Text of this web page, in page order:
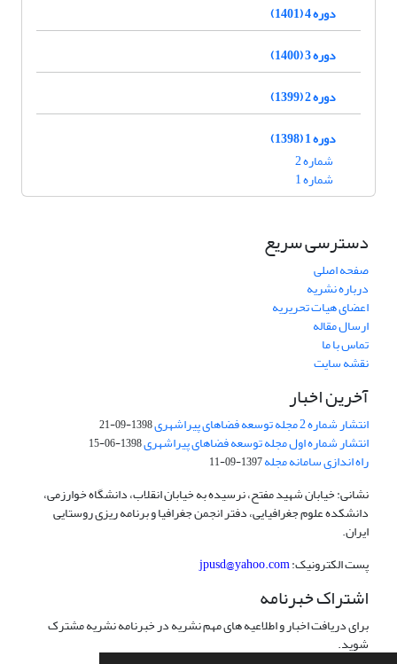
دوره 4 (1401)
دوره 3 (1400)
دوره 2 (1399)
دوره 1 (1398)
شماره 2
شماره 1
دسترسی سریع
صفحه اصلی
درباره نشریه
اعضای هیات تحریریه
ارسال مقاله
تماس با ما
نقشه سایت
آخرین اخبار
انتشار شماره 2 مجله توسعه فضاهای پیراشهری 1398-09-21
انتشار شماره اول مجله توسعه فضاهای پیراشهری1398-06-15
راه اندازی سامانه مجله1397-09-11
نشانی: خیابان شهید مفتح، نرسیده به خیابان انقلاب، دانشگاه خوارزمی،
دانشکده علوم جغرافیایی، دفتر انجمن جغرافیا و برنامه ریزی روستایی
ایران.
پست الکترونیک:jpusd@yahoo.com
اشتراک خبرنامه
برای دریافت اخبار و اطلاعیه های مهم نشریه در خبرنامه نشریه مشترک
شوید.